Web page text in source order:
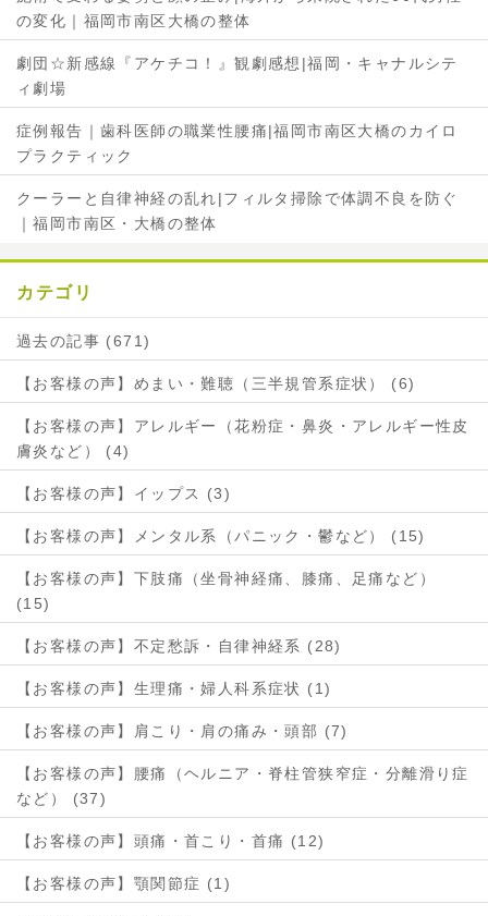
の変化｜福岡市南区大橋の整体
劇団☆新感線『アケチコ！』観劇感想|福岡・キャナルシテ
ィ劇場
症例報告｜歯科医師の職業性腰痛|福岡市南区大橋のカイロ
プラクティック
クーラーと自律神経の乱れ|フィルタ掃除で体調不良を防ぐ
｜福岡市南区・大橋の整体
カテゴリ
過去の記事 (671)
【お客様の声】めまい・難聴（三半規管系症状） (6)
【お客様の声】アレルギー（花粉症・鼻炎・アレルギー性皮
膚炎など） (4)
【お客様の声】イップス (3)
【お客様の声】メンタル系（パニック・鬱など） (15)
【お客様の声】下肢痛（坐骨神経痛、膝痛、足痛など）
(15)
【お客様の声】不定愁訴・自律神経系 (28)
【お客様の声】生理痛・婦人科系症状 (1)
【お客様の声】肩こり・肩の痛み・頭部 (7)
【お客様の声】腰痛（ヘルニア・脊柱管狭窄症・分離滑り症
など） (37)
【お客様の声】頭痛・首こり・首痛 (12)
【お客様の声】顎関節症 (1)